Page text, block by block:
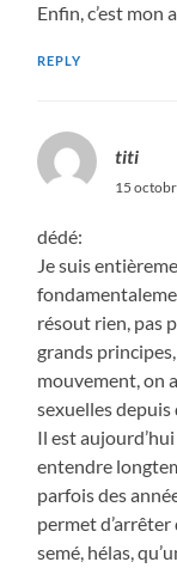
Enfin, c’est mon
REPLY
titi
15
dédé:
Je suis
résout rien, pas
grands
mouvement, on
sexuelles depuis
Il est
entendre
parfois des
permet d’arrêter
semé, hélas,